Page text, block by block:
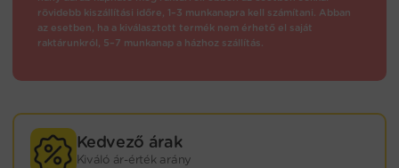
rövidebb kiszállítási időre, 1–3 munkanapra kell számítani. Abban
az esetben, ha a kiválasztott termék nem érhető el saját
raktárunkról, 5–7 munkanap a házhoz szállítás.
Kedvező árak
Kiváló ár-érték arány